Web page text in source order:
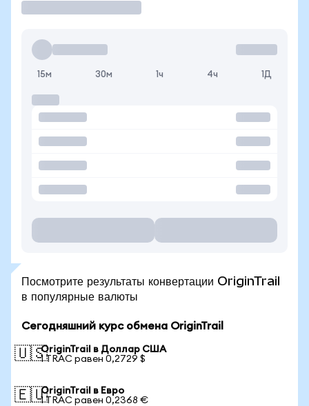
15м 30м 1ч 4ч 1Д
Посмотрите результаты конвертации OriginTrail
в популярные валюты
Сегодняшний курс обмена OriginTrail
🇺🇸OriginTrail в Доллар США
1 TRAC равен 0,2729 $
🇪🇺OriginTrail в Евро
1 TRAC равен 0,2368 €